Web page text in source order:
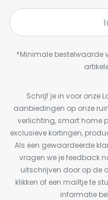
*Minimale bestelwaarde
Schrijf je in voor onze
aanbiedingen op onze
verlichting, smart home
exclusieve kortingen,
Als een gewaardeerde
vragen we je feedback
uitschrijven door op de
klikken of een mailtje te
informatie